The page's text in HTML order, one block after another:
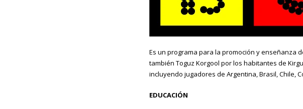
Es un programa para la promoción y enseñanza
también Toguz Korgool por los habitantes de
incluyendo jugadores de Argentina, Brasil, Chile,
EDUCACIÓN